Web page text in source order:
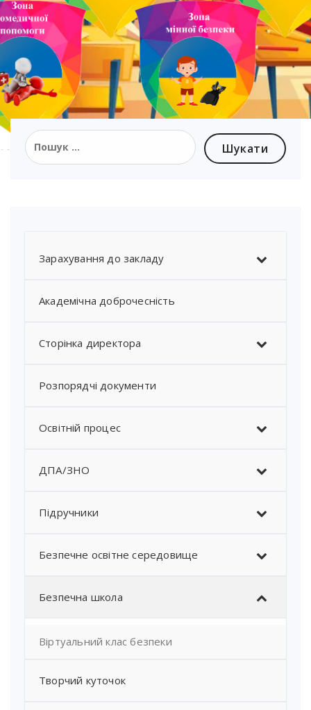
Зарахування до закладу
Академічна доброчесність
Сторінка директора
Розпорядчі документи
Освітній процес
ДПА/ЗНО
Підручники
Безпечне освітне середовище
Безпечна школа
Віртуальний клас безпеки
Творчий куточок